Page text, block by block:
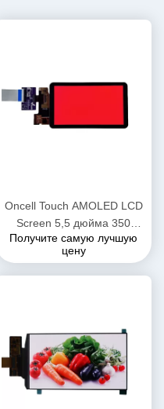
Oncell Touch AMOLED LCD
Screen 5,5 дюйма 350
нитсов Разрешение
1440*2560
Получите самую лучшую
цену